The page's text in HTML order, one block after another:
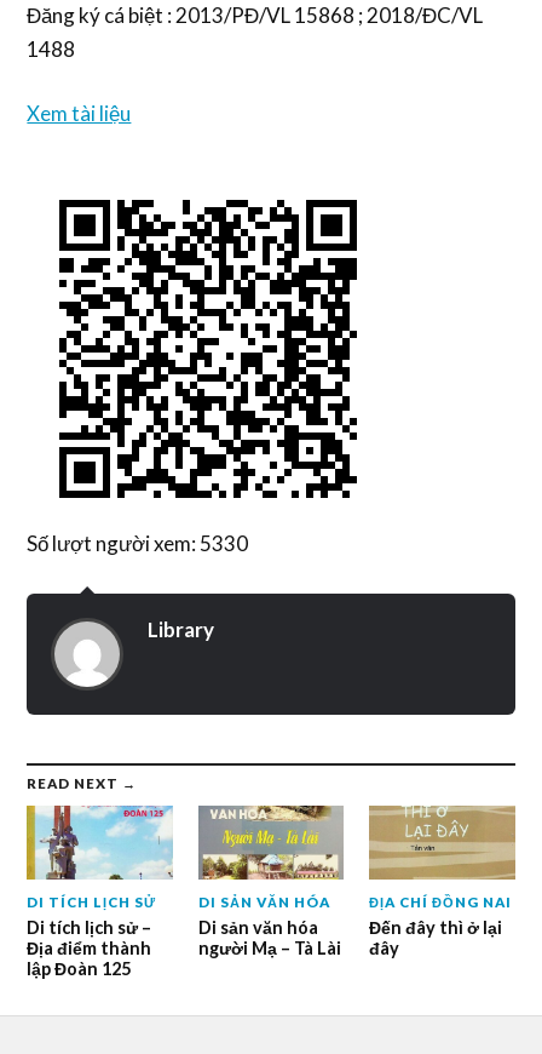
Đăng ký cá biệt : 2013/PĐ/VL 15868 ; 2018/ĐC/VL
1488
Xem tài liệu
Số lượt người xem: 5330
Library
READ NEXT →
DI TÍCH LỊCH SỬ
Di tích lịch sử –
Địa điểm thành
lập Đoàn 125
DI SẢN VĂN HÓA
Di sản văn hóa
người Mạ – Tà Lài
ĐỊA CHÍ ĐỒNG NAI
Đến đây thì ở lại
đây